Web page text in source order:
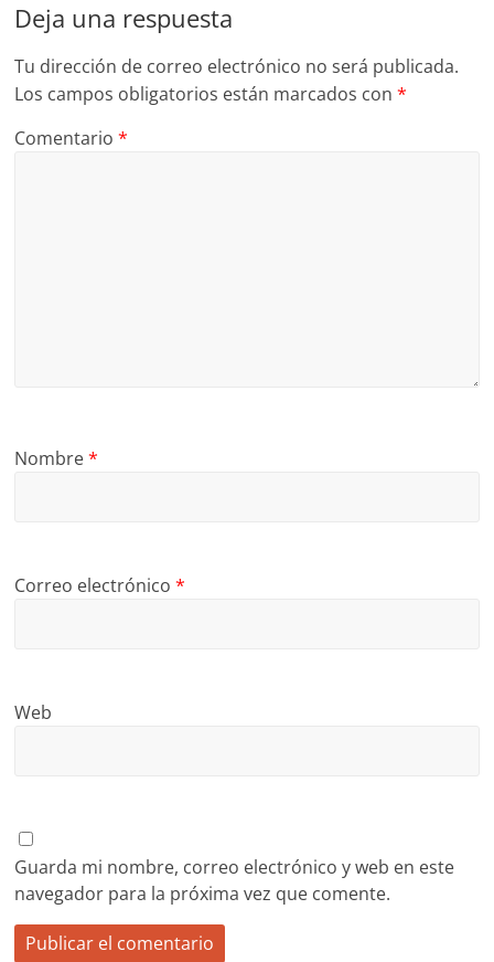
Deja una respuesta
Tu dirección de correo electrónico no será publicada.
Los campos obligatorios están marcados con*
Comentario*
Nombre*
Correo electrónico*
Web
Guarda mi nombre, correo electrónico y web en este
navegador para la próxima vez que comente.